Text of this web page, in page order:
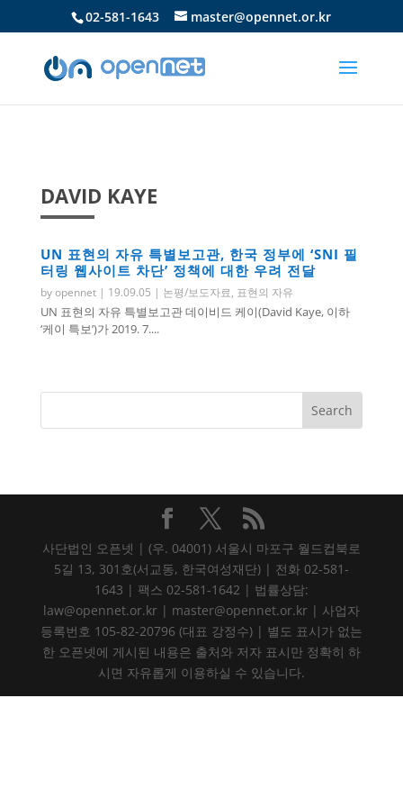
02-581-1643 master@opennet.or.kr
DAVID KAYE
UN 표현의 자유 특별보고관, 한국 정부에 ‘SNI 필
터링 웹사이트 차단’ 정책에 대한 우려 전달
byopennet| 19.09.05 | 논평/보도자료, 표현의 자유
UN 표현의 자유 특별보고관 데이비드 케이(David Kaye, 이하
‘케이 특보’)가 2019. 7....
사단법인 오픈넷 | (우. 04001) 서울시 마포구 월드컵북로
5길 13, 301호(서교동, 한국여성재단) | 전화 02-581-
1643 | 팩스 02-581-1642 | 법률상담:
law@opennet.or.kr | master@opennet.or.kr | 사업자
등록번호 105-82-20796 (대표 강정수) | 별도 표시가 없는
한 오픈넷에 게시된 내용은 출처와 저자 표시만 정확히 하
시면 자유롭게 이용하실 수 있습니다.